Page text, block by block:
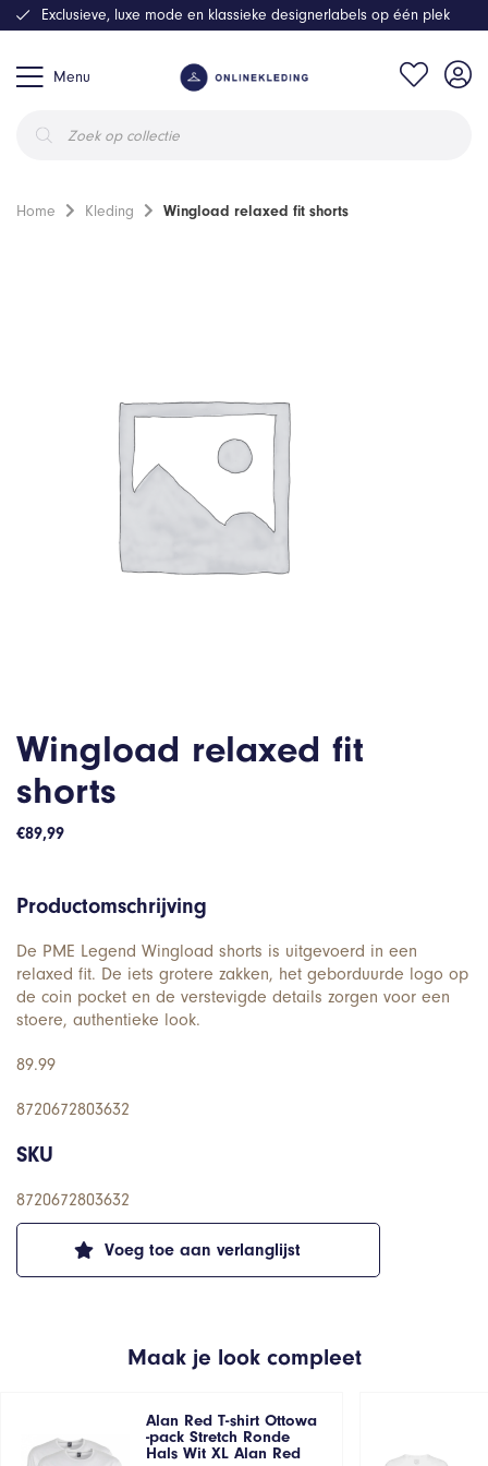
Menu
zoeken
Exclusieve, luxe mode en klassieke designerlabels op één plek
Home Kleding Wingload relaxed fit shorts
Wingload relaxed fit
shorts
€89,99
Voeg toe aan verlanglijst
Productomschrijving
De PME Legend Wingload shorts is uitgevoerd in een
relaxed fit. De iets grotere zakken, het geborduurde logo op
de coin pocket en de verstevigde details zorgen voor een
stoere, authentieke look.
89.99
8720672803632
SKU
8720672803632
Maak je look compleet
Alan Red T-shirt Ottowa
-pack Stretch Ronde
Hals Wit XL Alan Red